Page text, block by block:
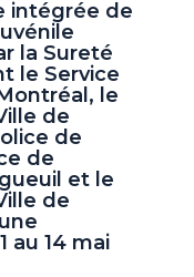
intégrée de
la Sureté
le Service
le
de
de
de
et le
de
au 14 mai